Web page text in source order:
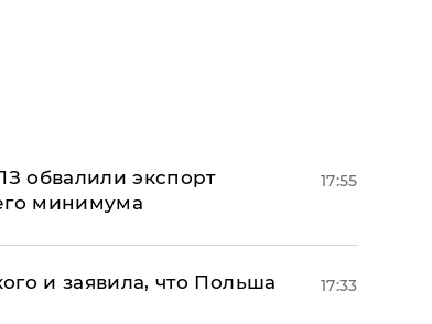
обвалили экспорт
минимума
17:55
и заявила, что Польша
17:33